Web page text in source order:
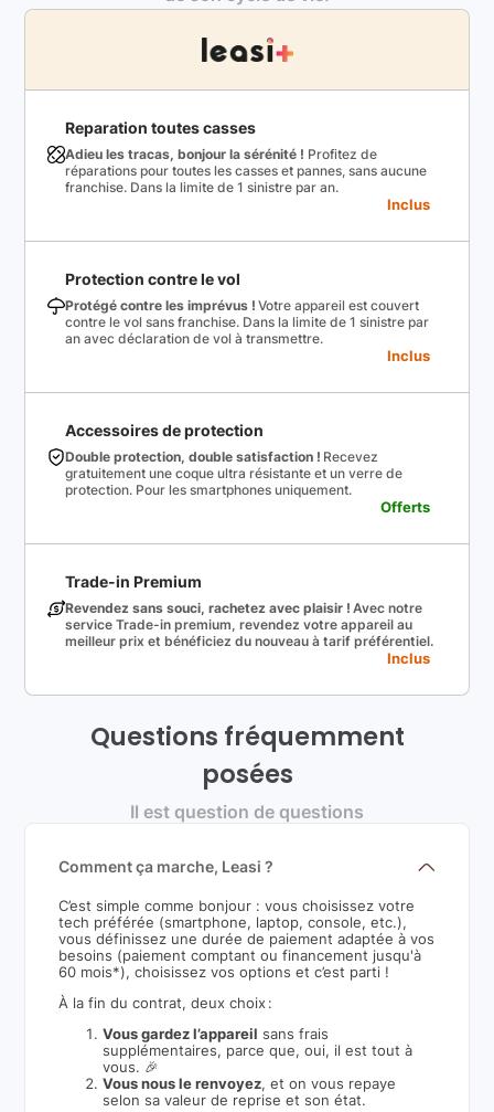
Reparation toutes casses
Adieu les tracas, bonjour la sérénité ! Profitez de
réparations pour toutes les casses et pannes, sans aucune
franchise. Dans la limite de 1 sinistre par an.
Inclus
Protection contre le vol
Protégé contre les imprévus ! Votre appareil est couvert
contre le vol sans franchise. Dans la limite de 1 sinistre par
an avec déclaration de vol à transmettre.
Inclus
Accessoires de protection
Double protection, double satisfaction ! Recevez
gratuitement une coque ultra résistante et un verre de
protection. Pour les smartphones uniquement.
Offerts
Trade-in Premium
Revendez sans souci, rachetez avec plaisir ! Avec notre
service Trade-in premium, revendez votre appareil au
meilleur prix et bénéficiez du nouveau à tarif préférentiel.
Inclus
Questions fréquemment
posées
Il est question de questions
Comment ça marche, Leasi ?
C’est simple comme bonjour : vous choisissez votre
tech préférée (smartphone, laptop, console, etc.),
vous définissez une durée de paiement adaptée à vos
besoins (paiement comptant ou financement jusqu'à
60 mois*), choisissez vos options et c’est parti !
À la fin du contrat, deux choix :
Vous gardez l’appareil sans frais
supplémentaires, parce que, oui, il est tout à
vous. 🎉
Vous nous le renvoyez, et on vous repaye
selon sa valeur de reprise et son état.